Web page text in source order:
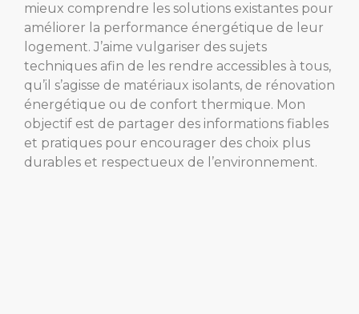
mieux comprendre les solutions existantes pour
améliorer la performance énergétique de leur
logement. J’aime vulgariser des sujets
techniques afin de les rendre accessibles à tous,
qu’il s’agisse de matériaux isolants, de rénovation
énergétique ou de confort thermique. Mon
objectif est de partager des informations fiables
et pratiques pour encourager des choix plus
durables et respectueux de l’environnement.